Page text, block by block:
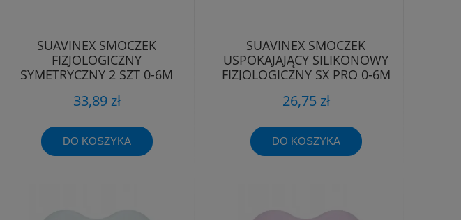
SUAVINEX SMOCZEK
FIZJOLOGICZNY
SYMETRYCZNY 2 SZT 0-6M
33,89 zł
DO KOSZYKA
SUAVINEX SMOCZEK
USPOKAJAJĄCY SILIKONOWY
FIZJOLOGICZNY SX PRO 0-6M
26,75 zł
DO KOSZYKA